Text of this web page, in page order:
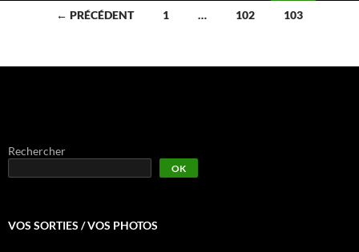
Navigation
articles
← PRÉCÉDENT 1 … 102 103
Rechercher
OK
VOS SORTIES / VOS PHOTOS